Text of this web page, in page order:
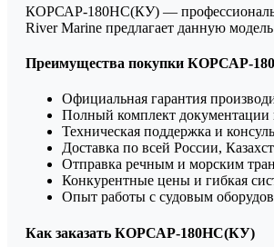
КОРСАР-180НС(КУ) —
River Marine предлагает данную
Преимущества покупки КОРСАР-
Официальная гарантия
Полный комплект документации
Техническая поддержка и
Доставка по всей России,
Отправка речным и морским
Конкурентные цены и гибкая
Опыт работы с судовым
Как заказать КОРСАР-180НС(КУ)